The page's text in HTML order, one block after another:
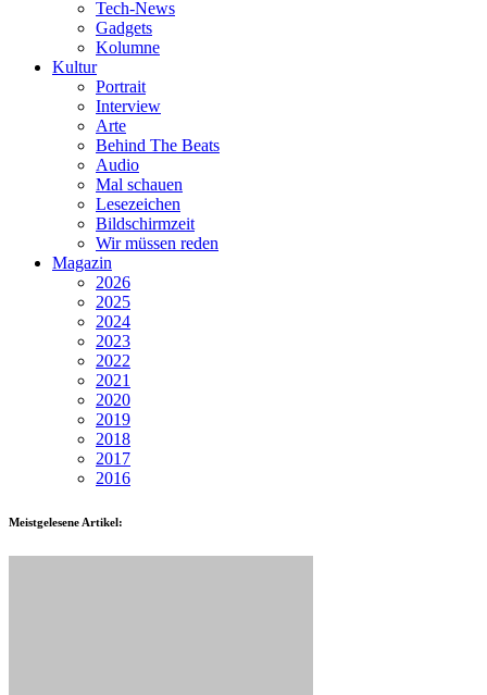
Tech-News
Gadgets
Kolumne
Kultur
Portrait
Interview
Arte
Behind The Beats
Audio
Mal schauen
Lesezeichen
Bildschirmzeit
Wir müssen reden
Magazin
2026
2025
2024
2023
2022
2021
2020
2019
2018
2017
2016
Meistgelesene Artikel: